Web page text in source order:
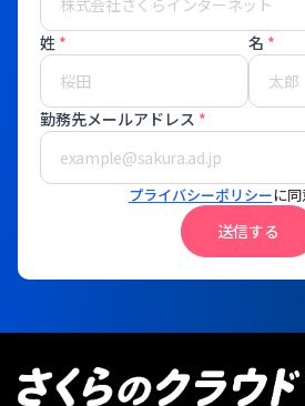
姓 * 名 *
勤務先メールアドレス *
プライバシーポリシーに
送信する